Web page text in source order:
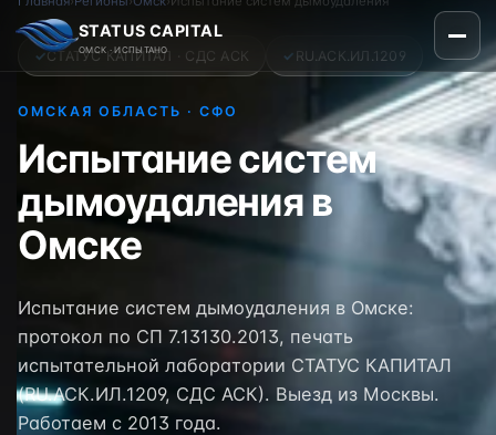
STATUS CAPITAL
ОМСК · ИСПЫТАНО
✓СТАТУС КАПИТАЛ · СДС АСК ✓ RU.АСК.ИЛ.1209
ОМСКАЯ ОБЛАСТЬ · СФО
Испытание систем
дымоудаления в
Омске
Испытание систем дымоудаления в Омске:
протокол по СП 7.13130.2013, печать
испытательной лаборатории СТАТУС КАПИТАЛ
(RU.АСК.ИЛ.1209, СДС АСК). Выезд из Москвы.
Работаем с 2013 года.